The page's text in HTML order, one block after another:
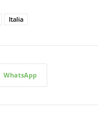
Italia
WhatsApp